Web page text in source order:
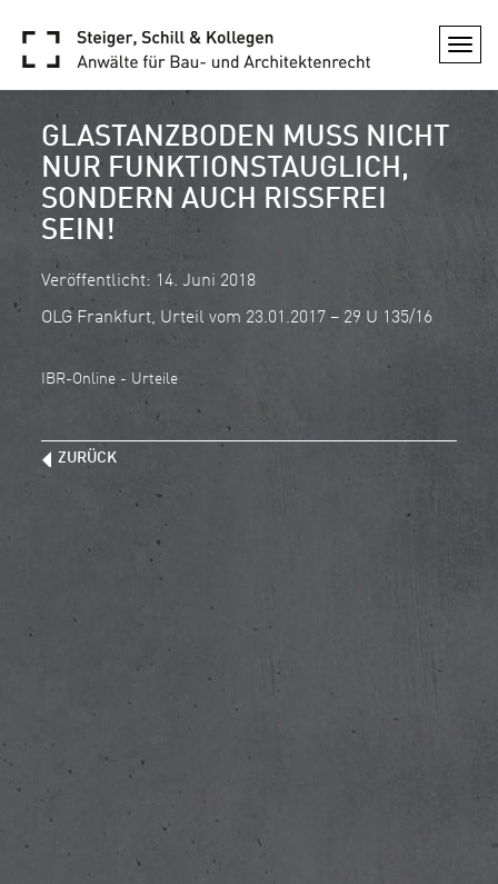
GLASTANZBODEN MUSS NICHT
NUR FUNKTIONSTAUGLICH,
SONDERN AUCH RISSFREI
SEIN!
Veröffentlicht: 14. Juni 2018
OLG Frankfurt, Urteil vom 23.01.2017 – 29 U 135/16
IBR-Online - Urteile
ZURÜCK